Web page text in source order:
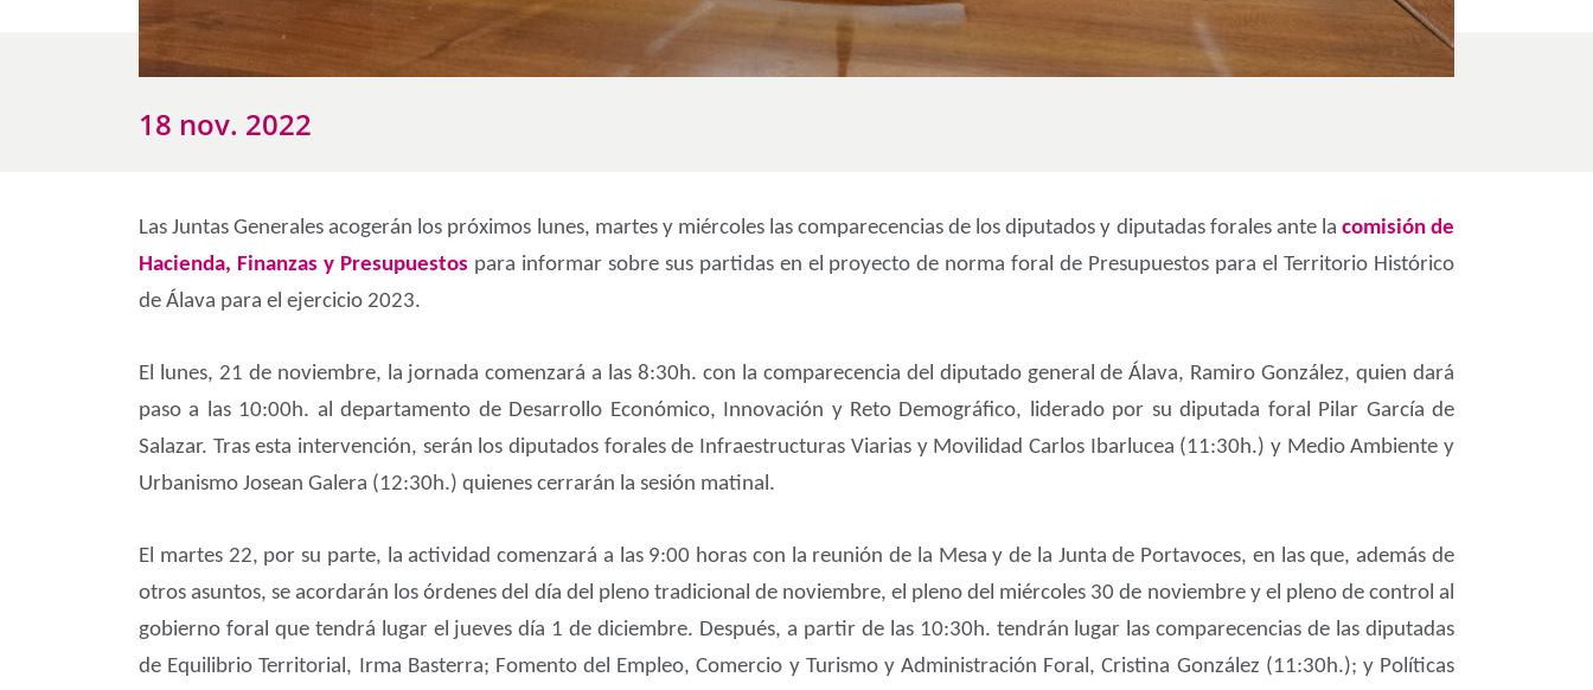
18 nov. 2022
Las Juntas Generales acogerán los próximos lunes, martes y miércoles las comparecencias de los diputados y diputadas forales ante la comisión de
Hacienda, Finanzas y Presupuestos para informar sobre sus partidas en el proyecto de norma foral de Presupuestos para el Territorio Histórico
de Álava para el ejercicio 2023.
El lunes, 21 de noviembre, la jornada comenzará a las 8:30h. con la comparecencia del diputado general de Álava, Ramiro González, quien dará
paso a las 10:00h. al departamento de Desarrollo Económico, Innovación y Reto Demográfico, liderado por su diputada foral Pilar García de
Salazar. Tras esta intervención, serán los diputados forales de Infraestructuras Viarias y Movilidad Carlos Ibarlucea (11:30h.) y Medio Ambiente y
Urbanismo Josean Galera (12:30h.) quienes cerrarán la sesión matinal.
El martes 22, por su parte, la actividad comenzará a las 9:00 horas con la reunión de la Mesa y de la Junta de Portavoces, en las que, además de
otros asuntos, se acordarán los órdenes del día del pleno tradicional de noviembre, el pleno del miércoles 30 de noviembre y el pleno de control al
gobierno foral que tendrá lugar el jueves día 1 de diciembre. Después, a partir de las 10:30h. tendrán lugar las comparecencias de las diputadas
de Equilibrio Territorial, Irma Basterra; Fomento del Empleo, Comercio y Turismo y Administración Foral, Cristina González (11:30h.); y Políticas